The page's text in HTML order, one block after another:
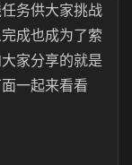
务供大家挑战
成也成为了萦
家分享的就是
一起来看看